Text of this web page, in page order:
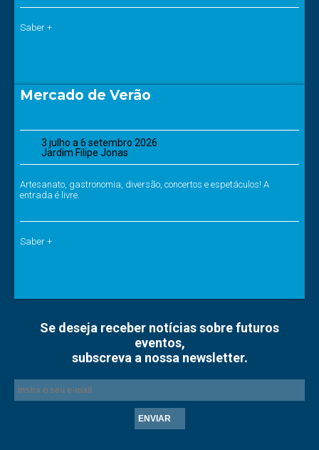
Saber +
Mercado de Verão
3 julho a 6 setembro 2026
Jardim Filipe Jonas
Artesanato, gastronomia, diversão, concertos e espetáculos! A
entrada é livre.
Saber +
Se deseja receber notícias sobre futuros
eventos,
subscreva a nossa newsletter.
ENVIAR